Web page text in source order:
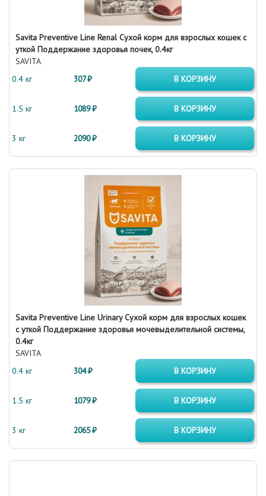
Savita Preventive Line Renal Сухой корм для взрослых кошек с
уткой Поддержание здоровья почек, 0.4кг
SAVITA
0.4 кг
307 ₽ В КОРЗИНУ
1.5 кг 1089 ₽ В КОРЗИНУ
3 кг 2090 ₽ В КОРЗИНУ
Savita Preventive Line Urinary Сухой корм для взрослых кошек
с уткой Поддержание здоровья мочевыделительной системы,
0.4кг
SAVITA
0.4 кг
304 ₽ В КОРЗИНУ
1.5 кг 1079 ₽ В КОРЗИНУ
3 кг 2065 ₽ В КОРЗИНУ